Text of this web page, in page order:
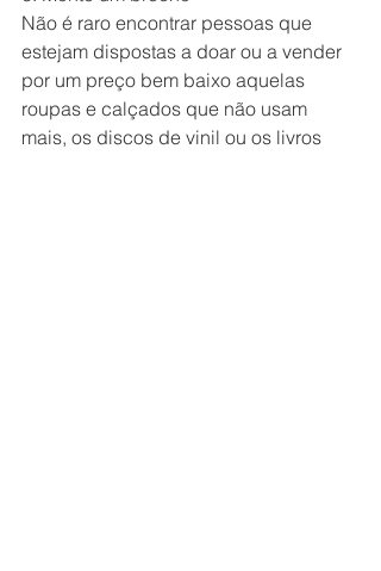
Não é raro encontrar pessoas que
estejam dispostas a doar ou a vender
por um preço bem baixo aquelas
roupas e calçados que não usam
mais, os discos de vinil ou os livros